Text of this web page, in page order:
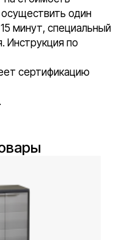
один
минут, специальный
Инструкция по
сертификацию